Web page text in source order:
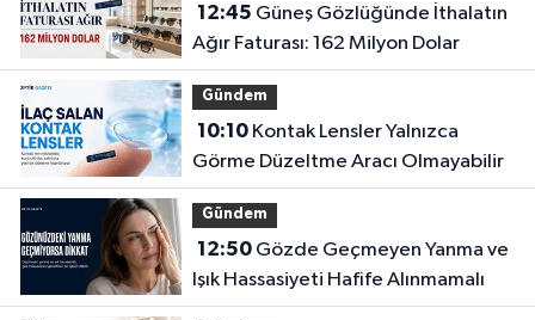
12:45
Ağır Faturası: 162 Milyon Dolar
Gündem
10:10Kontak Lensler Yalnızca
Görme Düzeltme Aracı Olmayabilir
Gündem
12:50Gözde Geçmeyen Yanma ve
Işık Hassasiyeti Hafife Alınmamalı